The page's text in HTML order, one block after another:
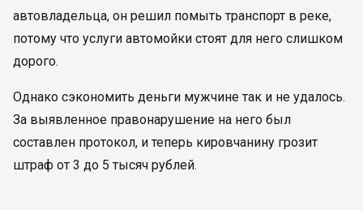
автовладельца, он решил помыть транспорт в реке,
потому что услуги автомойки стоят для него слишком
дорого.
Однако сэкономить деньги мужчине так и не удалось.
За выявленное правонарушение на него был
составлен протокол, и теперь кировчанину грозит
штраф от 3 до 5 тысяч рублей.